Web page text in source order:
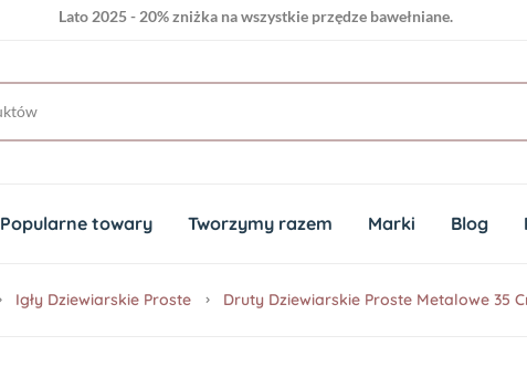
Lato 2025 - 20% zniżka na wszystkie przędze bawełniane.
Popularne towary Tworzymy razem Marki Blog
Igły Dziewiarskie Proste Druty Dziewiarskie Proste Metalowe 35